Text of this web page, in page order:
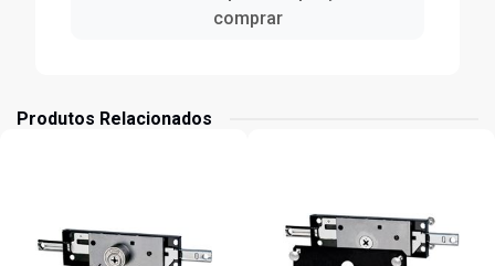
comprar
Produtos Relacionados